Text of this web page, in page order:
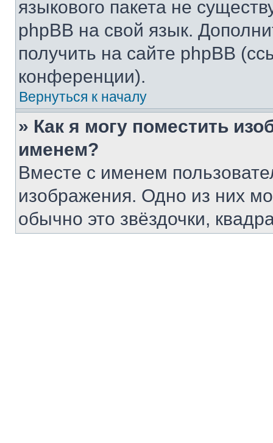
языкового пакета не
phpBB на свой язык.
получить на сайте phpBB
конференции).
Вернуться к началу
» Как я могу поместить
именем?
Вместе с именем
изображения. Одно из них
обычно это звёздочки,